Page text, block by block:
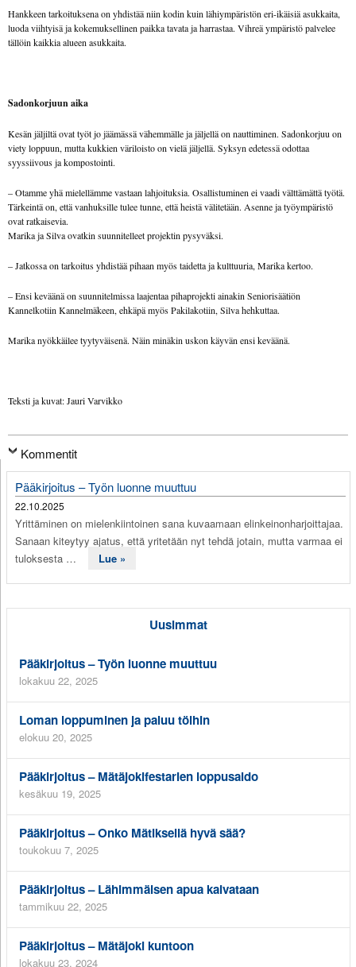
Hankkeen tarkoituksena on yhdistää niin kodin kuin lähiympäristön eri-ikäisiä asukkaita,
luoda viihtyisä ja kokemuksellinen paikka tavata ja harrastaa. Vihreä ympäristö palvelee
tällöin kaikkia alueen asukkaita.
Sadonkorjuun aika
Kesän jäljiltä ovat työt jo jäämässä vähemmälle ja jäljellä on nauttiminen. Sadonkorjuu on
viety loppuun, mutta kukkien väriloisto on vielä jäljellä. Syksyn edetessä odottaa
syyssiivous ja kompostointi.
– Otamme yhä mielellämme vastaan lahjoituksia. Osallistuminen ei vaadi välttämättä työtä.
Tärkeintä on, että vanhuksille tulee tunne, että heistä välitetään. Asenne ja työympäristö
ovat ratkaisevia.
Marika ja Silva ovatkin suunnitelleet projektin pysyväksi.
– Jatkossa on tarkoitus yhdistää pihaan myös taidetta ja kulttuuria, Marika kertoo.
– Ensi keväänä on suunnitelmissa laajentaa pihaprojekti ainakin Seniorisäätiön
Kannelkotiin Kannelmäkeen, ehkäpä myös Pakilakotiin, Silva hehkuttaa.
Marika nyökkäilee tyytyväisenä. Näin minäkin uskon käyvän ensi keväänä.
Teksti ja kuvat: Jauri Varvikko
Kommentit
Pääkirjoitus – Työn luonne muuttuu
22.10.2025
Yrittäminen on mielenkiintoinen sana kuvaamaan elinkeinonharjoittajaa.
Sanaan kiteytyy ajatus, että yritetään nyt tehdä jotain, mutta varmaa ei
tuloksesta …
Lue »
Uusimmat
Pääkirjoitus – Työn luonne muuttuu
lokakuu 22, 2025
Loman loppuminen ja paluu töihin
elokuu 20, 2025
Pääkirjoitus – Mätäjokifestarien loppusaldo
kesäkuu 19, 2025
Pääkirjoitus – Onko Mätiksellä hyvä sää?
toukokuu 7, 2025
Pääkirjoitus – Lähimmäisen apua kaivataan
tammikuu 22, 2025
Pääkirjoitus – Mätäjoki kuntoon
lokakuu 23, 2024